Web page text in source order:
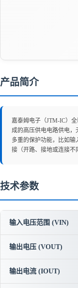
产品简介
嘉泰姆电子（JTM-IC）
成的高压供电电路供电，
多重的保护功能，比如输
接（开路、接地或连接不
技术参数
输入电压范围 (VIN)
输出电压 (VOUT)
输出电流 (IOUT)